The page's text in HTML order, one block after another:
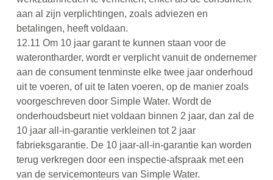
aan al zijn verplichtingen, zoals adviezen en
betalingen, heeft voldaan.
12.11 Om 10 jaar garant te kunnen staan voor de
waterontharder, wordt er verplicht vanuit de ondernemer
aan de consument tenminste elke twee jaar onderhoud
uit te voeren, of uit te laten voeren, op de manier zoals
voorgeschreven door Simple Water. Wordt de
onderhoudsbeurt niet voldaan binnen 2 jaar, dan zal de
10 jaar all-in-garantie verkleinen tot 2 jaar
fabrieksgarantie. De 10 jaar-all-in-garantie kan worden
terug verkregen door een inspectie-afspraak met een
van de servicemonteurs van Simple Water.